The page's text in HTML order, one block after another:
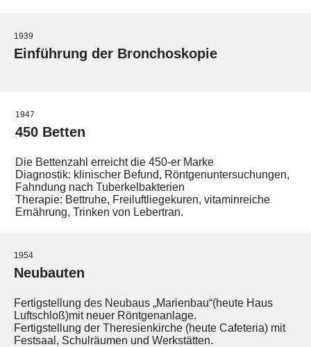
1939
Einführung der Bronchoskopie
1947
450 Betten
Die Bettenzahl erreicht die 450-er Marke
Diagnostik: klinischer Befund, Röntgenuntersuchungen,
Fahndung nach Tuberkelbakterien
Therapie: Bettruhe, Freiluftliegekuren, vitaminreiche
Ernährung, Trinken von Lebertran.
1954
Neubauten
Fertigstellung des Neubaus „Marienbau“(heute Haus
Luftschloß)mit neuer Röntgenanlage.
Fertigstellung der Theresienkirche (heute Cafeteria) mit
Festsaal, Schulräumen und Werkstätten.